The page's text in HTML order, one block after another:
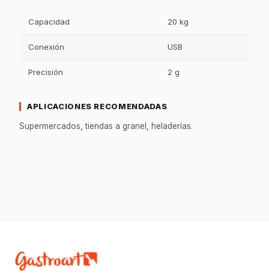
Capacidad 20 kg
Conexión USB
Precisión 2 g
APLICACIONES RECOMENDADAS
Supermercados, tiendas a granel, heladerías.